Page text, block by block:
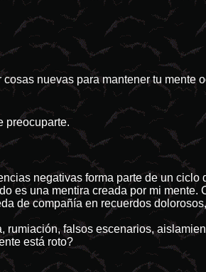
nuevas para mantener tu mente
preocuparte.
negativas forma parte de un
es una mentira creada por mi mente.
de compañía en recuerdos
rumiación, falsos escenarios,
está roto?